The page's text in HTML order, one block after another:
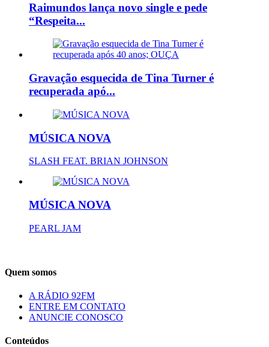
Raimundos lança novo single e pede
“Respeita...
Gravação esquecida de Tina Turner é
recuperada apó...
MÚSICA NOVA
SLASH FEAT. BRIAN JOHNSON
MÚSICA NOVA
PEARL JAM
Quem somos
A RÁDIO 92FM
ENTRE EM CONTATO
ANUNCIE CONOSCO
Conteúdos